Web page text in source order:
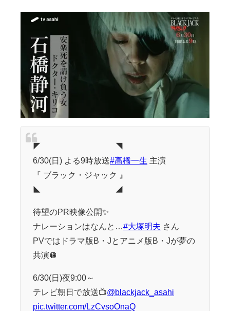
◤ ◥
6/30(日) よる9時放送#高橋一生 主演
『 ブラック・ジャック 』
◣ ◢
待望のPR映像公開✨
ナレーションはなんと… #大塚明夫 さん
PVではドラマ版B・Jとアニメ版B・Jが夢の
共演🪩
6/30(日)夜9:00～
テレビ朝日で放送📺@blackjack_asahi
pic.twitter.com/LzCvsoOnaQ